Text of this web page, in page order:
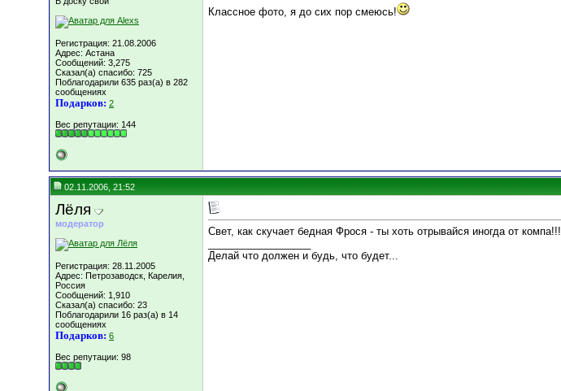
Регистрация: 21.08.2006
Адрес: Астана
Сообщений: 3,275
Сказал(а) спасибо: 725
Поблагодарили 635 раз(а) в 282
сообщениях
Подарков: 2
Вес репутации: 144
Классное фото, я до сих пор смеюсь!
02.11.2006, 21:52
Лёля
модератор
Регистрация: 28.11.2005
Адрес: Петрозаводск, Карелия,
Россия
Сообщений: 1,910
Сказал(а) спасибо: 23
Поблагодарили 16 раз(а) в 14
сообщениях
Подарков: 6
Вес репутации: 98
Свет, как скучает бедная Фрося - ты хоть отрывайся иногда от компа!!!
Делай что должен и будь, что будет...